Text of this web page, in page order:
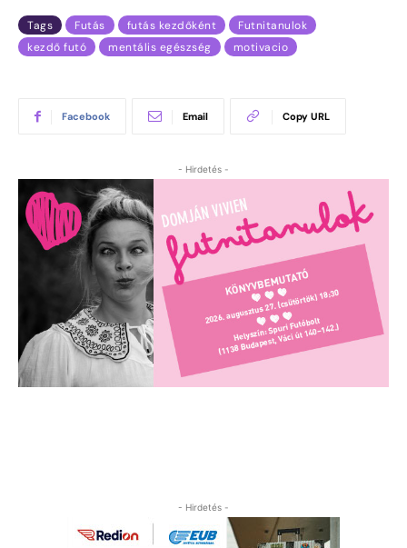
Tags Futás futás kezdőként
Futnitanulok
kezdő futó
mentális egészség motivacio
Facebook Email Copy URL
- Hirdetés -
- Hirdetés -